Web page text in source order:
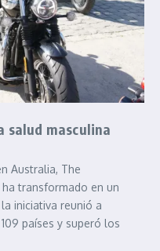
salud masculina
Australia, The
ha transformado en un
iniciativa reunió a
países y superó los